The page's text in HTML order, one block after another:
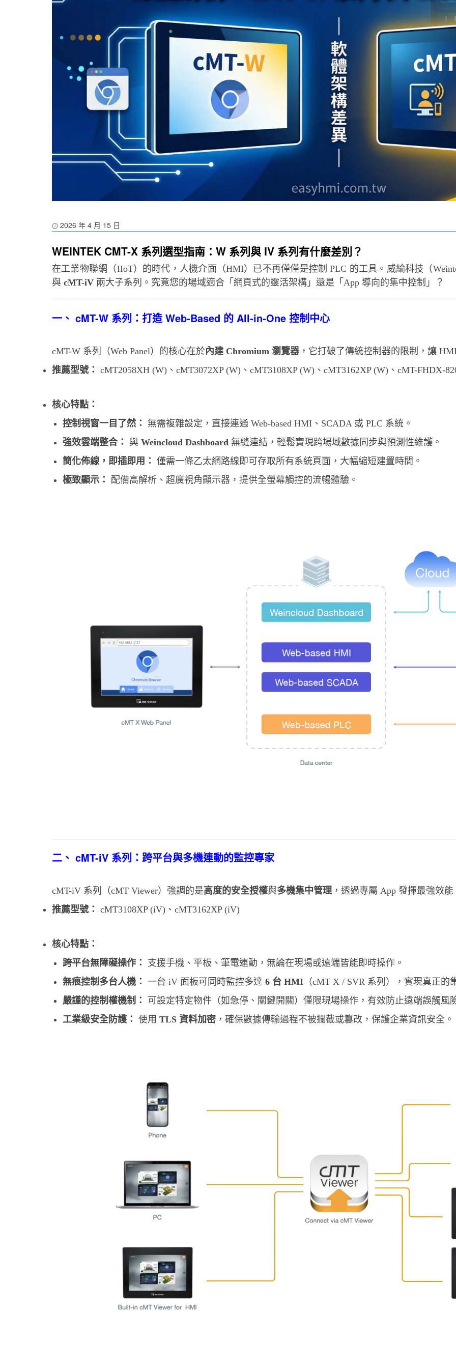
2026 年 4 月 15 日
WEINTEK CMT-X 系列選型指南：W 系列與 IV 系列有什麼差別？
在工業物聯網（IIoT）的時代，人機介面（HMI）已不再僅僅是控制 PLC 的工具。威綸科技（
與 cMT-iV 兩大子系列。究竟您的場域適合「網頁式的靈活架構」還是「App 導向的集中控制」？
一、 cMT-W 系列：打造 Web-Based 的 All-in-One 控制中心
cMT-W 系列（Web Panel）的核心在於內建 Chromium 瀏覽器 ，它打破了傳統控制器的限制，讓
推薦型號： cMT2058XH (W)、cMT3072XP (W)、cMT3108XP (W)、cMT3162XP (W)、cMT-FHDX-
核心特點：
控制視窗一目了然：
無需複雜設定，直接連通 Web-based HMI、SCADA 或 PLC 系統。
強效雲端整合： 與 Weincloud Dashboard 無縫連結，輕鬆實現跨場域數據同步與預測性維護。
簡化佈線，即插即用： 僅需一條乙太網路線即可存取所有系統頁面，大幅縮短建置時間。
極致顯示：
配備高解析、超廣視角顯示器，提供全螢幕觸控的流暢體驗。
二、 cMT-iV 系列：跨平台與多機連動的監控專家
cMT-iV 系列（cMT Viewer）強調的是高度的安全授權與多機集中管理，透過專屬 App 發揮最強效能
推薦型號： cMT3108XP (iV)、cMT3162XP (iV)
核心特點：
跨平台無障礙操作：
支援手機、平板、筆電連動，無論在現場或遠端皆能即時操作。
無痕控制多台人機： 一台 iV 面板可同時監控多達 6 台 HMI （cMT X / SVR 系列），實現真正的
嚴謹的控制權機制：
可設定特定物件（如急停、關鍵開關）僅限現場操作，有效防止遠端誤觸風
工業級安全防護： 使用 TLS 資料加密 ，確保數據傳輸過程不被攔截或篡改，保護企業資訊安全。